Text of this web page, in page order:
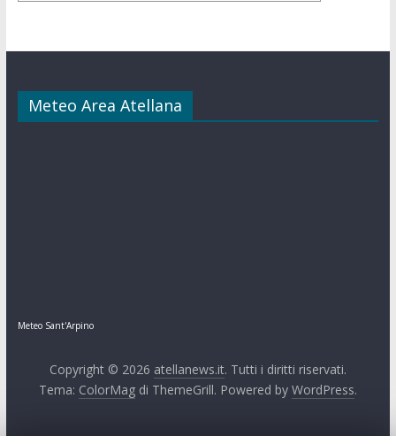
Meteo Area Atellana
Meteo Sant'Arpino
Copyright © 2026 atellanews.it. Tutti i diritti riservati.
Tema: ColorMagdi ThemeGrill. Powered by WordPress.